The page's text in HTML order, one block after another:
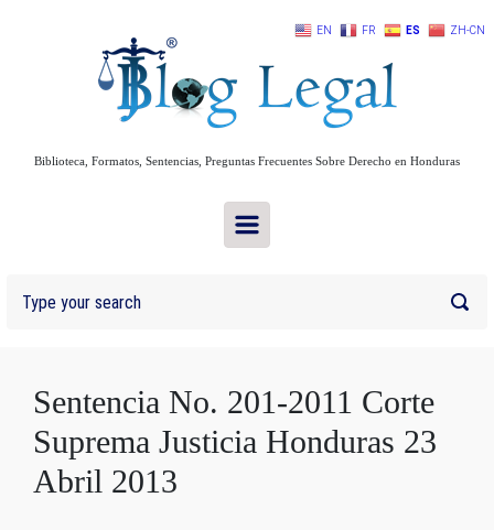
Biblioteca, Formatos, Sentencias, Preguntas Frecuentes Sobre Derecho en Honduras
Sentencia No. 201-2011 Corte
Suprema Justicia Honduras 23
Abril 2013
EN FR ES ZH-CN